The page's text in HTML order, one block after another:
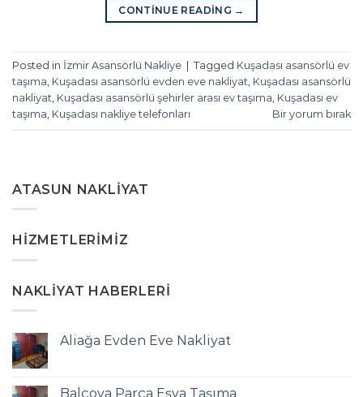
CONTINUE READING →
Posted in İzmir Asansörlü Nakliye Tagged Kuşadası asansörlü ev
taşıma, Kuşadası asansörlü evden eve nakliyat, Kuşadası asansörlü
nakliyat, Kuşadası asansörlü şehirler arası ev taşıma, Kuşadası ev
taşıma, Kuşadası nakliye telefonları Bir yorum bırak
ATASUN NAKLIYAT
HIZMETLERIMIZ
NAKLIYAT HABERLERI
Aliağa Evden Eve Nakliyat
Balçova Parça Eşya Taşıma